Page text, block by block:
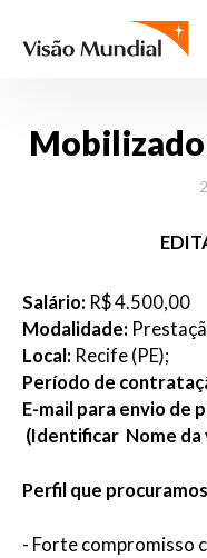
Salário: R$ 4.500,00
Modalidade:
Local: Recife (PE);
Período de
E-mail para envio de
(Identificar Nome da
Perfil que
- Forte compromisso